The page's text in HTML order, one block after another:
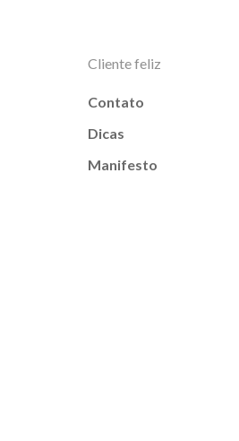
Cliente feliz
Contato
Dicas
Manifesto